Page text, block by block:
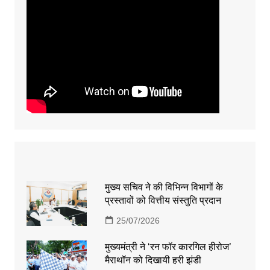
मुख्य सचिव ने की विभिन्न विभागों के
प्रस्तावों को वित्तीय संस्तुति प्रदान
25/07/2026
मुख्यमंत्री ने ‘रन फॉर कारगिल हीरोज’
मैराथॉन को दिखायी हरी झंडी